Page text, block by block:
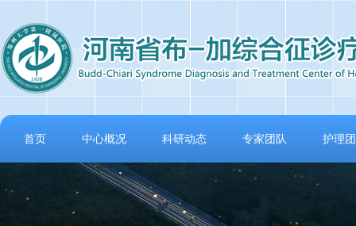
首页 中心概况 科研动态 专家团队 护理